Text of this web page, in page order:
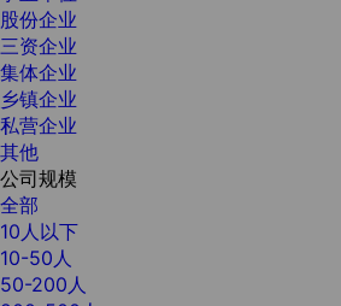
股份企业
三资企业
集体企业
乡镇企业
私营企业
其他
公司规模
全部
10人以下
10-50人
50-200人